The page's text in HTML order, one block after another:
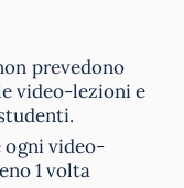
prevedono
video-lezioni e
ogni video-
1 volta